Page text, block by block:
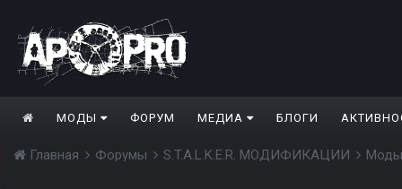
МОДЫ ФОРУМ МЕДИА БЛОГИ
Главная Форумы S.T.A.L.K.E.R. МОДИФИКАЦИИ